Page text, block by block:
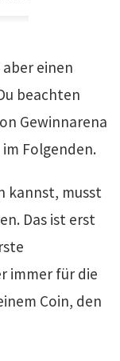
einen
beachten
Gewinnarena
Folgenden.
kannst, musst
Das ist erst
immer für die
Coin, den